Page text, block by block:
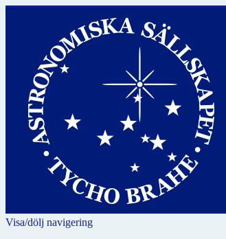
Visa/dölj navigering